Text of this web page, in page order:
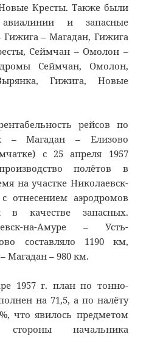
Кресты. Также были
и запасные
– Магадан, Гижига
Сеймчан – Омолон –
Сеймчан, Омолон,
Гижига, Новые
рейсов по
– Магадан – Елизово
с 25 апреля 1957
полётов в
на участке Николаевск-
отнесением аэродромов
качестве запасных.
на-Амуре – Усть-
составляло 1190 км,
Магадан – 980 км.
1957 г. план по тонно-
на 71,5, а по налёту
что явилось предметом
начальника